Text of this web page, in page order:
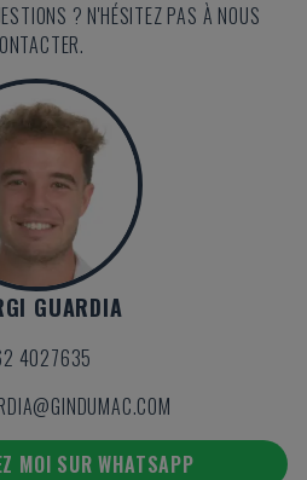
? N'HÉSITEZ PAS À NOUS
GUARDIA
4027635
MOI SUR WHATSAPP